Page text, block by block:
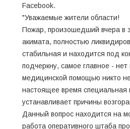
Facebook.
"Уважаемые жители области!
Пожар, произошедший вчера в
акимата, полностью
стабильная и находится под
подчеркну, самое главное -
медицинской помощью никто
настоящее время специальная
устанавливает причины
Данный вопрос находится на
работа оперативного штаба